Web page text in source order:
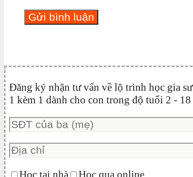
Đăng ký nhận tư vấn về lộ trình học gia sư
1 kèm 1 dành cho con trong độ tuổi 2 - 18